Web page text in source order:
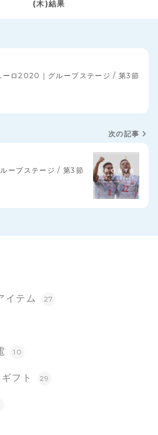
(木)結果
ーロ2020｜グループステージ / 第3節
次の記事
ープステージ / 第3節
イテム 27
10
フト 29